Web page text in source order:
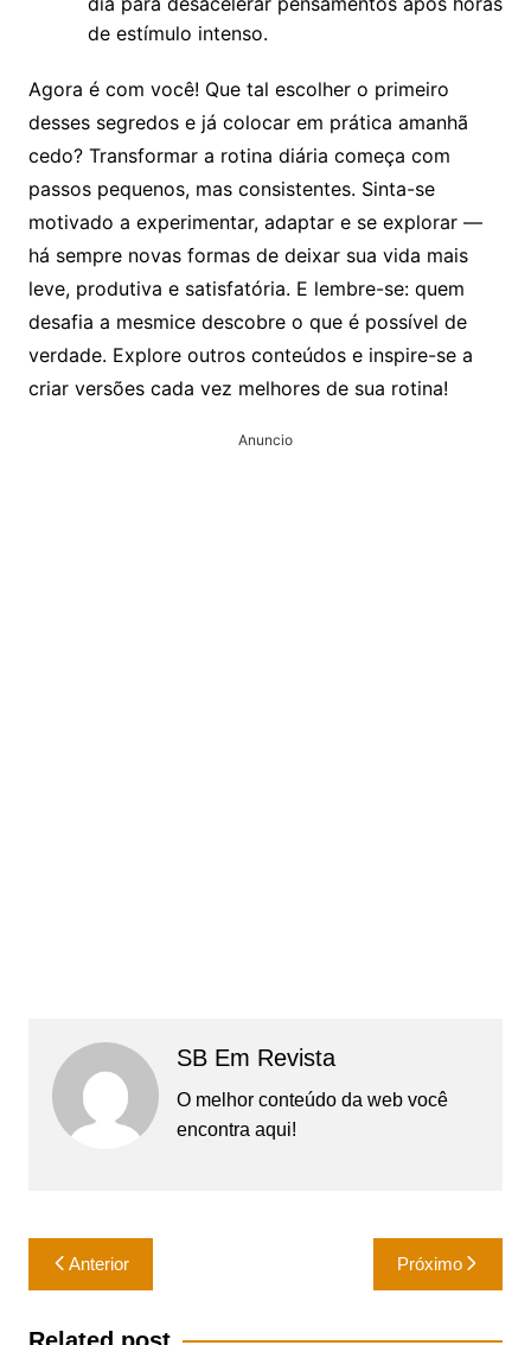
de estímulo intenso.
Agora é com você! Que tal escolher o primeiro
desses segredos e já colocar em prática amanhã
cedo? Transformar a rotina diária começa com
passos pequenos, mas consistentes. Sinta-se
motivado a experimentar, adaptar e se explorar —
há sempre novas formas de deixar sua vida mais
leve, produtiva e satisfatória. E lembre-se: quem
desafia a mesmice descobre o que é possível de
verdade. Explore outros conteúdos e inspire-se a
criar versões cada vez melhores de sua rotina!
Anuncio
SB Em Revista
O melhor conteúdo da web você
encontra aqui!
Navegação
de
Post
Anterior Próximo